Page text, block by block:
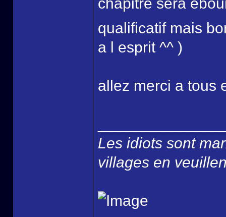
qualificatif mais
a l esprit ^^ )
allez merci a tous
Les idiots sont
villages en